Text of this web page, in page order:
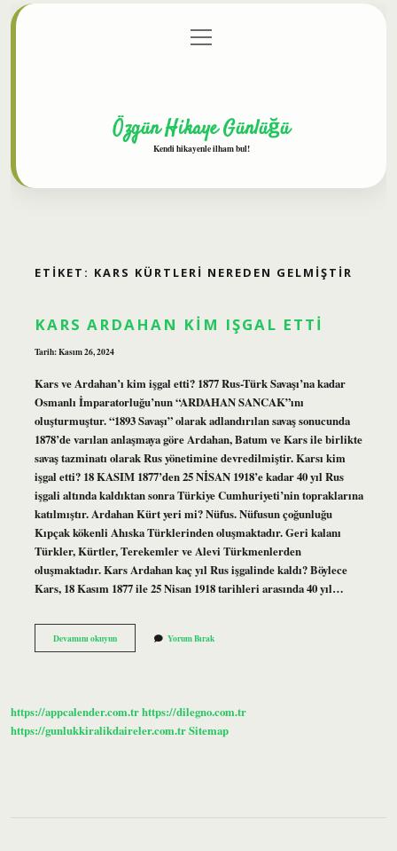
Gizlilik Politikası
menüyü
aç
Özgün Hikaye Günlüğü
Kendi hikayenle ilham bul!
ETIKET: KARS KÜRTLERI NEREDEN GELMIŞTIR
KARS ARDAHAN KIM IŞGAL ETTI
Tarih: Kasım 26, 2024
Kars ve Ardahan’ı kim işgal etti? 1877 Rus-Türk Savaşı’na kadar
Osmanlı İmparatorluğu’nun “ARDAHAN SANCAK”ını
oluşturmuştur. “1893 Savaşı” olarak adlandırılan savaş sonucunda
1878’de varılan anlaşmaya göre Ardahan, Batum ve Kars ile birlikte
savaş tazminatı olarak Rus yönetimine devredilmiştir. Karsı kim
işgal etti? 18 KASIM 1877’den 25 NİSAN 1918’e kadar 40 yıl Rus
işgali altında kaldıktan sonra Türkiye Cumhuriyeti’nin topraklarına
katılmıştır. Ardahan Kürt yeri mi? Nüfus. Nüfusun çoğunluğu
Kıpçak kökenli Ahıska Türklerinden oluşmaktadır. Geri kalanı
Türkler, Kürtler, Terekemler ve Alevi Türkmenlerden
oluşmaktadır. Kars Ardahan kaç yıl Rus işgalinde kaldı? Böylece
Kars, 18 Kasım 1877 ile 25 Nisan 1918 tarihleri ​​arasında 40 yıl…
Devamını okuyunKars
Ardahan
Yorum Bırak
https://appcalender.com.trhttps://dilegno.com.tr
https://gunlukkiralikdaireler.com.trSitemap